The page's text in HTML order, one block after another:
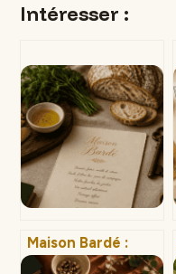
Intéresser :
Maison Bardé :
séjourner dans